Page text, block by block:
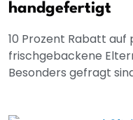
handgefertigt
10 Prozent Rabatt
frischgebackene
Besonders gefragt